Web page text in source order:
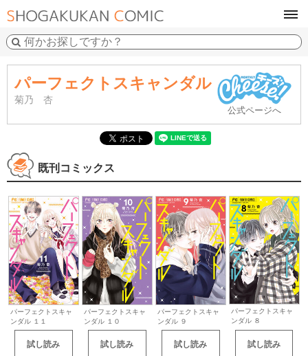
パーフェクトスキャンダル
菊乃 杏
公式ページへ
既刊コミックス
パーフェクトスキャ
ンダル １１
試し読み
パーフェクトスキャ
ンダル １０
試し読み
パーフェクトスキャ
ンダル ９
試し読み
パーフェクトスキャ
ンダル ８
試し読み